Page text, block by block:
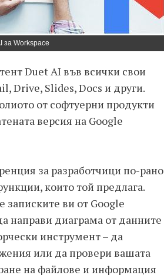
за Workspace
Duet AI във всички свои
Drive, Slides, Docs и други.
от софтуерни продукти
версия на Google
за разработчици по-рано
които той предлага.
ви от Google
направи диаграма от данните
инструмент – да
или да провери вашата
на файлове и информация